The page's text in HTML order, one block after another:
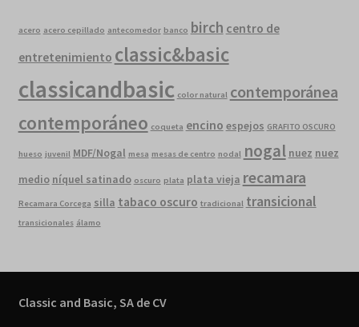
acero acero cepillado antecomedor banco birch centro de
entretenimiento classic&basic
classicandbasic color natural contemporánea
contemporáneo coqueta encino espejos GRAFITO OSCURO
hueso juvenil MDF/Nogal mesa mesas de centro nodal nogal nuez nuez
medio níquel satinado oscuro plata plata vieja recamara
Recamara Corcega silla tabaco oscuro tradicional transicional
transicionales álamo
Classic and Basic, SA de CV